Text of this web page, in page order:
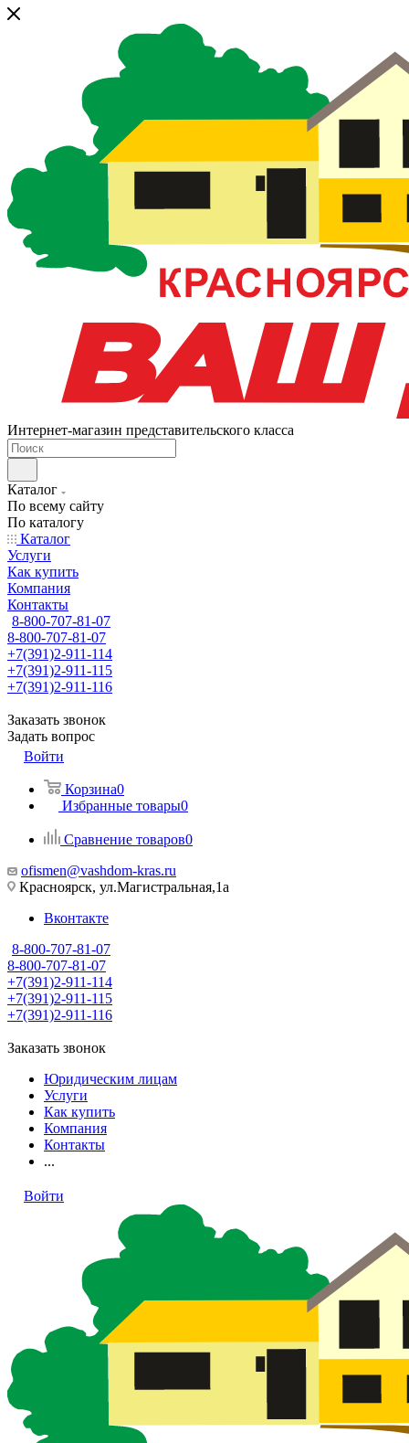
Интернет-магазин представительского класса
Каталог
По всему сайту
По каталогу
Каталог
Услуги
Как купить
Компания
Контакты
8-800-707-81-07
8-800-707-81-07
+7(391)2-911-114
+7(391)2-911-115
+7(391)2-911-116
Заказать звонок
Задать вопрос
Войти
Корзина0
Избранные товары0
Сравнение товаров0
ofismen@vashdom-kras.ru
Красноярск, ул.Магистральная,1а
Вконтакте
8-800-707-81-07
8-800-707-81-07
+7(391)2-911-114
+7(391)2-911-115
+7(391)2-911-116
Заказать звонок
Юридическим лицам
Услуги
Как купить
Компания
Контакты
...
Войти